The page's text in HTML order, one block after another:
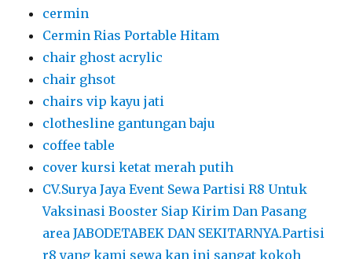
cermin
Cermin Rias Portable Hitam
chair ghost acrylic
chair ghsot
chairs vip kayu jati
clothesline gantungan baju
coffee table
cover kursi ketat merah putih
CV.Surya Jaya Event Sewa Partisi R8 Untuk
Vaksinasi Booster Siap Kirim Dan Pasang
area JABODETABEK DAN SEKITARNYA.Partisi
r8 yang kami sewa kan ini sangat kokoh